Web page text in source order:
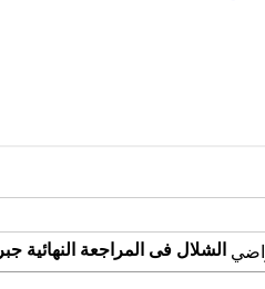
الشلال فى المراجعة النهائية جبر 3 إعدادى ترم ثانى 2016